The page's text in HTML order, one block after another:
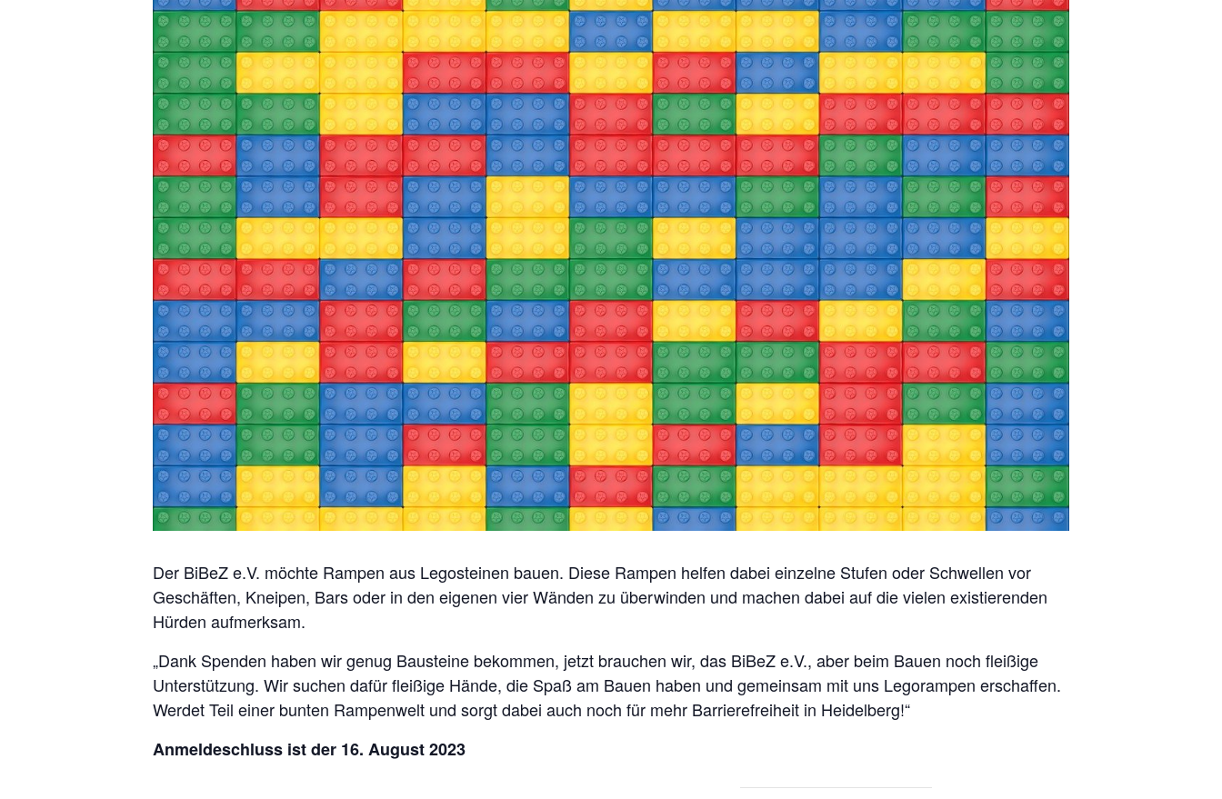
Der BiBeZ e.V. möchte Rampen aus Legosteinen bauen. Diese Rampen helfen dabei einzelne Stufen oder Schwellen vor
Geschäften, Kneipen, Bars oder in den eigenen vier Wänden zu überwinden und machen dabei auf die vielen existierenden
Hürden aufmerksam.
„Dank Spenden haben wir genug Bausteine bekommen, jetzt brauchen wir, das BiBeZ e.V., aber beim Bauen noch fleißige
Unterstützung. Wir suchen dafür fleißige Hände, die Spaß am Bauen haben und gemeinsam mit uns Legorampen erschaffen.
Werdet Teil einer bunten Rampenwelt und sorgt dabei auch noch für mehr Barrierefreiheit in Heidelberg!“
Anmeldeschluss ist der 16. August 2023